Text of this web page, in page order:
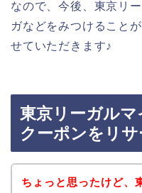
なので、今後、東京リ
ガなどをみつけること
せていただきます♪
東京リーガル
クーポンをリサ
ちょっと思ったけど、